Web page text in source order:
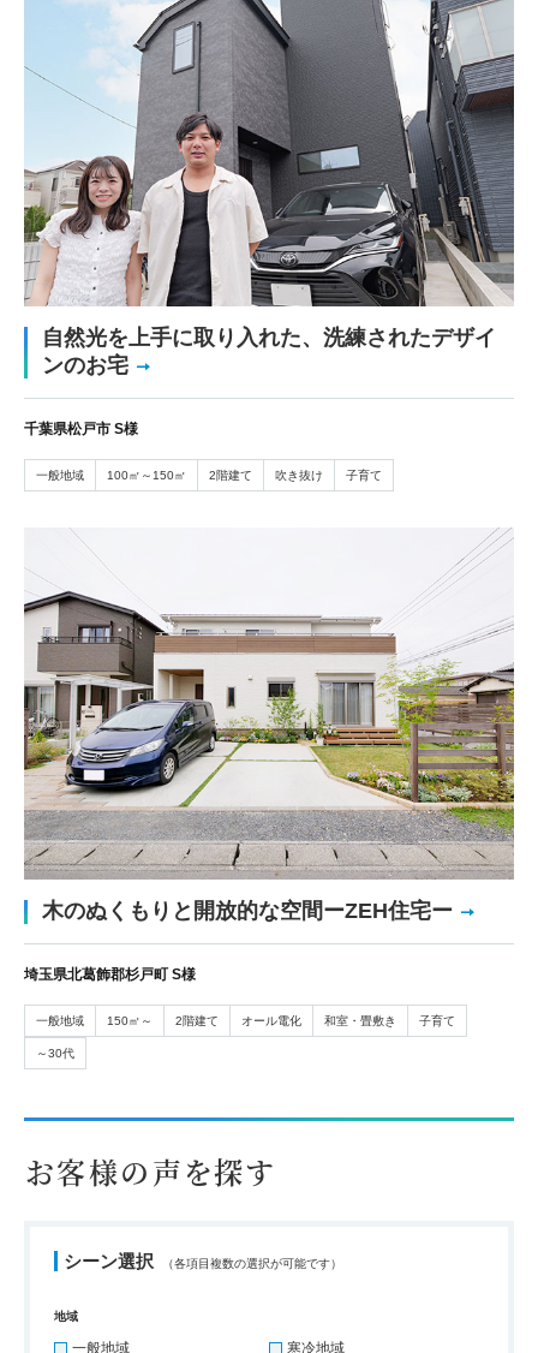
自然光を上手に取り入れた、洗練されたデザイ
ンのお宅
千葉県松戸市 S様
一般地域 100㎡～150㎡ 2階建て 吹き抜け 子育て
木のぬくもりと開放的な空間ーZEH住宅ー
埼玉県北葛飾郡杉戸町 S様
一般地域 150㎡～ 2階建て オール電化 和室・畳敷き 子育て
～30代
お客様の声を探す
シーン選択 （各項目複数の選択が可能です）
地域
一般地域
寒冷地域